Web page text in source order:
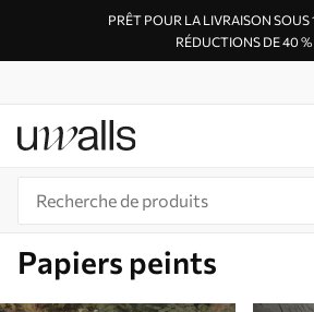
PRÊT POUR LA LIVRAISON SOUS
RÉDUCTIONS DE 40 %
Papiers peints